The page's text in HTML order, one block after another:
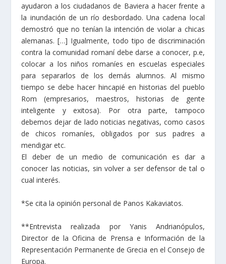
ayudaron a los ciudadanos de Baviera a hacer frente a
la inundación de un río desbordado. Una cadena local
demostró que no tenían la intención de violar a chicas
alemanas. […] Igualmente, todo tipo de discriminación
contra la comunidad romaní debe darse a conocer, p.e,
colocar a los niños romaníes en escuelas especiales
para separarlos de los demás alumnos. Al mismo
tiempo se debe hacer hincapié en historias del pueblo
Rom (empresarios, maestros, historias de gente
inteligente y exitosa). Por otra parte, tampoco
debemos dejar de lado noticias negativas, como casos
de chicos romaníes, obligados por sus padres a
mendigar etc.
El deber de un medio de comunicación es dar a
conocer las noticias, sin volver a ser defensor de tal o
cual interés.
*Se cita la opinión personal de Panos Kakaviatos.
**Entrevista realizada por Yanis Andrianópulos,
Director de la Oficina de Prensa e Información de la
Representación Permanente de Grecia en el Consejo de
Europa.